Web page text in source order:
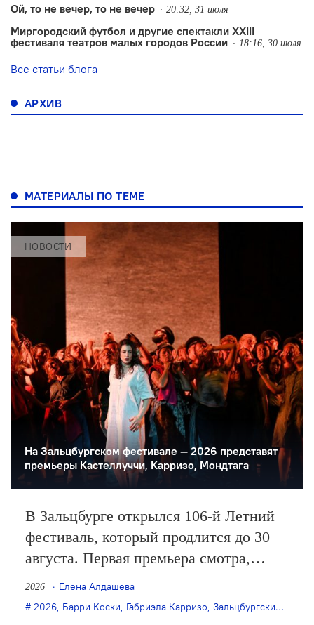
Ой, то не вечер, то не вечер 20:32, 31 июля
Миргородский футбол и другие спектакли XXIII
фестиваля театров малых городов России
18:16, 30 июля
Все статьи блога
АРХИВ
МАТЕРИАЛЫ ПО ТЕМЕ
НОВОСТИ
На Зальцбургском фестивале — 2026 представят
премьеры Кастеллуччи, Карризо, Мондтага
В Зальцбурге открылся 106-й Летний
фестиваль, который продлится до 30
августа. Первая премьера смотра,
«Кармен» в постановке
соосновательницы Peeping Tom
2026
Елена Алдашева
2026, Барри Коски, Габриэла Карризо, Зальцбургский фестиваль